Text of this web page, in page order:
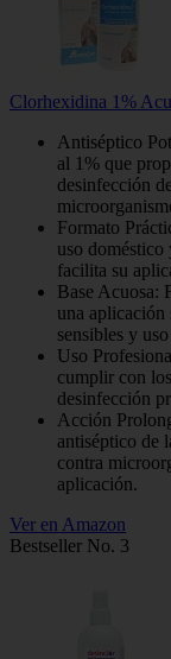
Clorhexidina 1%
Antiséptico
al 1% que
desinfección
Formato
uso
facilita su
Base Acuosa:
una aplicación
sensibles y
Uso
cumplir con
desinfección
Acción
antiséptico de
contra
aplicación.
Ver en Amazon
Bestseller No. 3